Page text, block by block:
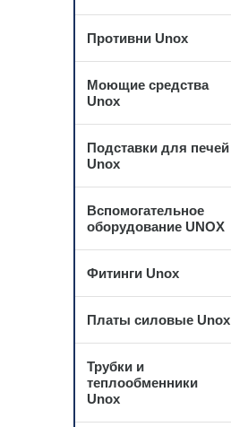
Противни Unox
Моющие средства
Unox
Подставки для печей
Unox
Вспомогательное
оборудование UNOX
Фитинги Unox
Платы силовые Unox
Трубки и
теплообменники
Unox